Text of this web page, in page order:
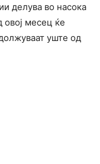
делува во насока
овој месец ќе
уште од